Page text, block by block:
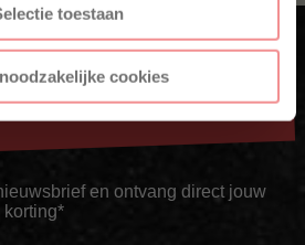
toestaan
cookies
korting op je eerste
en ontvang direct jouw
korting*